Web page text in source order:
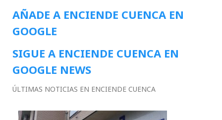
AÑADE A ENCIENDE CUENCA EN
GOOGLE
SIGUE A ENCIENDE CUENCA EN
GOOGLE NEWS
ÚLTIMAS NOTICIAS EN ENCIENDE CUENCA